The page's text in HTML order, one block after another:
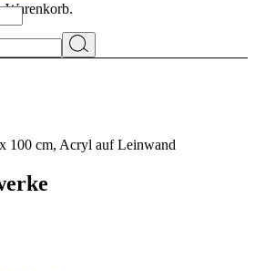
Warenkorb.
100 cm, Acryl auf Leinwand